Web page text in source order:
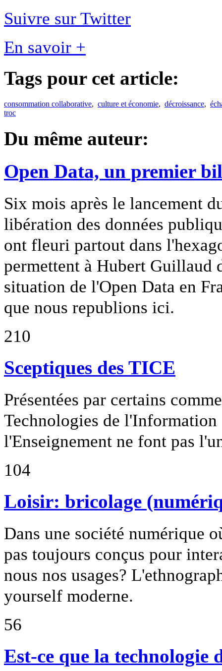
Suivre sur Twitter
En savoir +
Tags pour cet article:
consommation collaborative, culture et économie, décroissance,
troc
Du même auteur:
Open Data, un premier
Six mois après le lancement
libération des données
ont fleuri partout dans
permettent à Hubert Guillaud
situation de l'Open Data en
que nous republions ici.
210
Sceptiques des TICE
Présentées par certains
Technologies de
l'Enseignement ne font pas
104
Loisir: bricolage
Dans une société numérique
pas toujours conçus pour
nous nos usages?
yourself moderne.
56
Est-ce que la technologie